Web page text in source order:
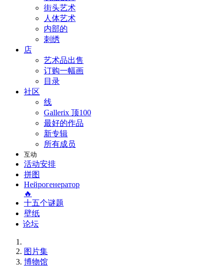
街头艺术
人体艺术
内部的
刺绣
店
艺术品出售
订购一幅画
目录
社区
线
Gallerix 顶100
最好的作品
新专辑
所有成员
互动
活动安排
拼图
Нейрогенератор
🔥
十五个谜题
壁纸
论坛
图片集
博物馆